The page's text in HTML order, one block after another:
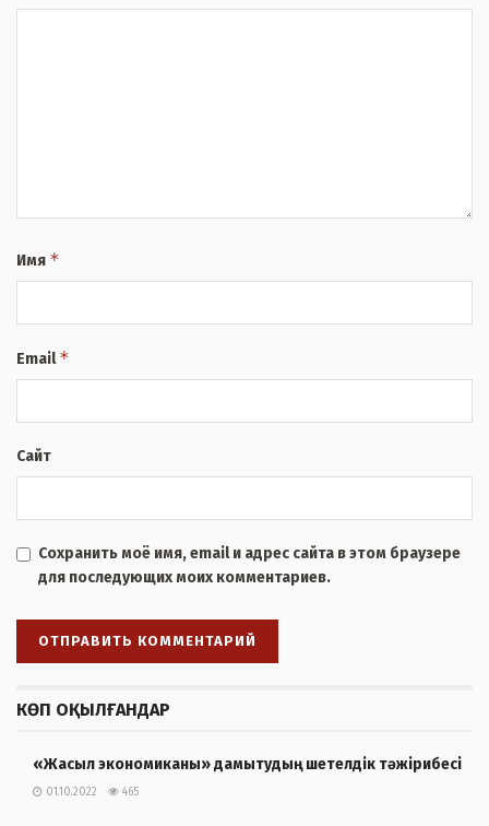
Имя *
Email*
Сайт
Сохранить моё имя, email и адрес сайта в этом браузере
для последующих моих комментариев.
КӨП ОҚЫЛҒАНДАР
«Жасыл экономиканы» дамытудың шетелдік тәжірибесі
01.10.2022 465